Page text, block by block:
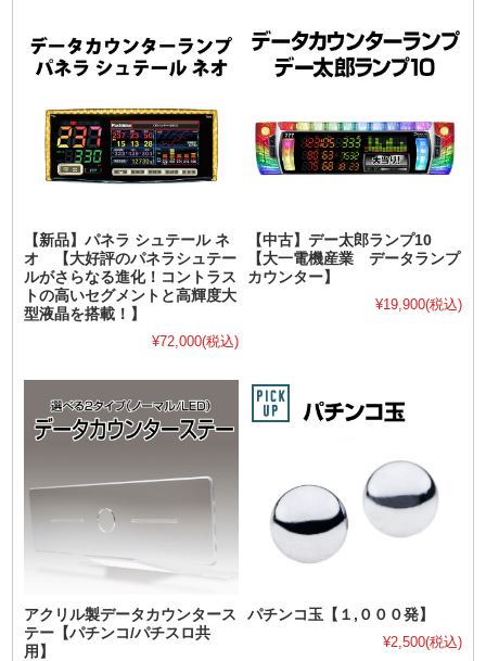
【新品】パネラ シュテール ネ
オ 【大好評のパネラシュテー
ルがさらなる進化！コントラス
トの高いセグメントと高輝度大
型液晶を搭載！】
¥72,000(税込)
【中古】デー太郎ランプ10
【大一電機産業 データランプ
カウンター】
¥19,900(税込)
アクリル製データカウンタース
テー【パチンコ/パチスロ共
用】
パチンコ玉【１,０００発】
¥2,500(税込)